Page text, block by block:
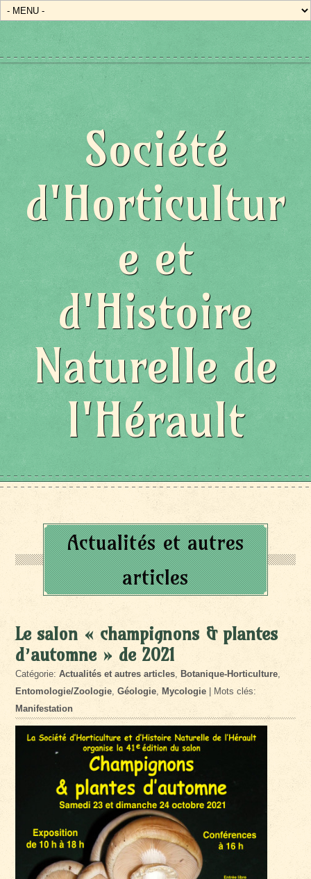
Société
d'Horticultur
e et
d'Histoire
Naturelle de
l'Hérault
Actualités et autres
articles
Le salon « champignons & plantes
d’automne » de 2021
Catégorie:Actualités et autres articles, Botanique-Horticulture,
Entomologie/Zoologie,Géologie, Mycologie | Mots clés:
Manifestation